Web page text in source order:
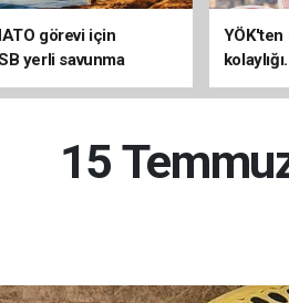
görevi için
yerli savunma
YÖK'ten
15